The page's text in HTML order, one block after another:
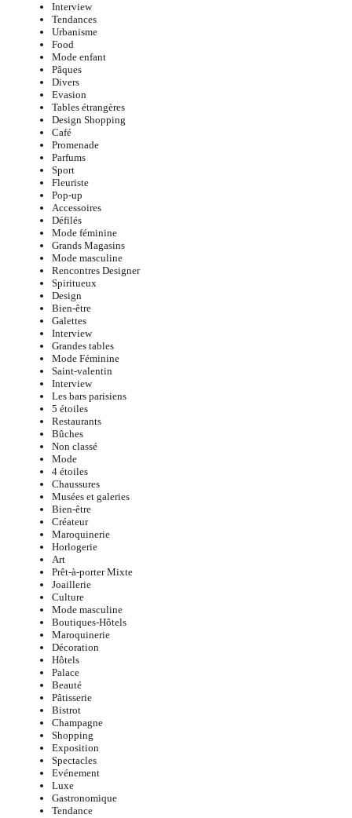
Interview
Tendances
Urbanisme
Food
Mode enfant
Pâques
Divers
Evasion
Tables étrangères
Design Shopping
Café
Promenade
Parfums
Sport
Fleuriste
Pop-up
Accessoires
Défilés
Mode féminine
Grands Magasins
Mode masculine
Rencontres Designer
Spiritueux
Design
Bien-être
Galettes
Interview
Grandes tables
Mode Féminine
Saint-valentin
Interview
Les bars parisiens
5 étoiles
Restaurants
Bûches
Non classé
Mode
4 étoiles
Chaussures
Musées et galeries
Bien-être
Créateur
Maroquinerie
Horlogerie
Art
Prêt-à-porter Mixte
Joaillerie
Culture
Mode masculine
Boutiques-Hôtels
Maroquinerie
Décoration
Hôtels
Palace
Beauté
Pâtisserie
Bistrot
Champagne
Shopping
Exposition
Spectacles
Evénement
Luxe
Gastronomique
Tendance